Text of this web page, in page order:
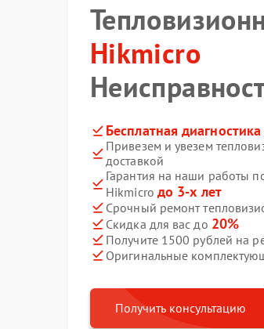
Hikmicro
Бесплатная диагностика
Привезем и увезем
доставкой
Гарантия на наши работы
Hikmicro до 3-х лет
Срочный ремонт
Скидка для вас до 20%
Получите 1500 рублей на
Оригинальные
Получить консультацию